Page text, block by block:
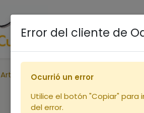
Accueil Boutique
Articles Toit ruche Warré
Error del cliente de
Ocurrió un error
Utilice el botón "Copiar" para
del error.